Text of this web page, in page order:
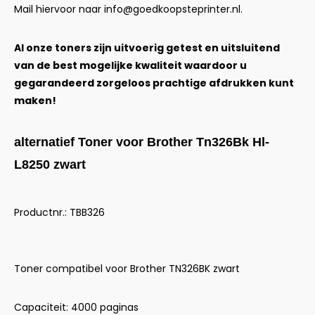
Mail hiervoor naar info@goedkoopsteprinter.nl.
Al onze toners zijn uitvoerig getest en uitsluitend
van de best mogelijke kwaliteit waardoor u
gegarandeerd zorgeloos prachtige afdrukken kunt
maken!
alternatief Toner voor Brother Tn326Bk Hl-
L8250 zwart
Productnr.: TBB326
Toner compatibel voor Brother TN326BK zwart
Capaciteit: 4000 paginas